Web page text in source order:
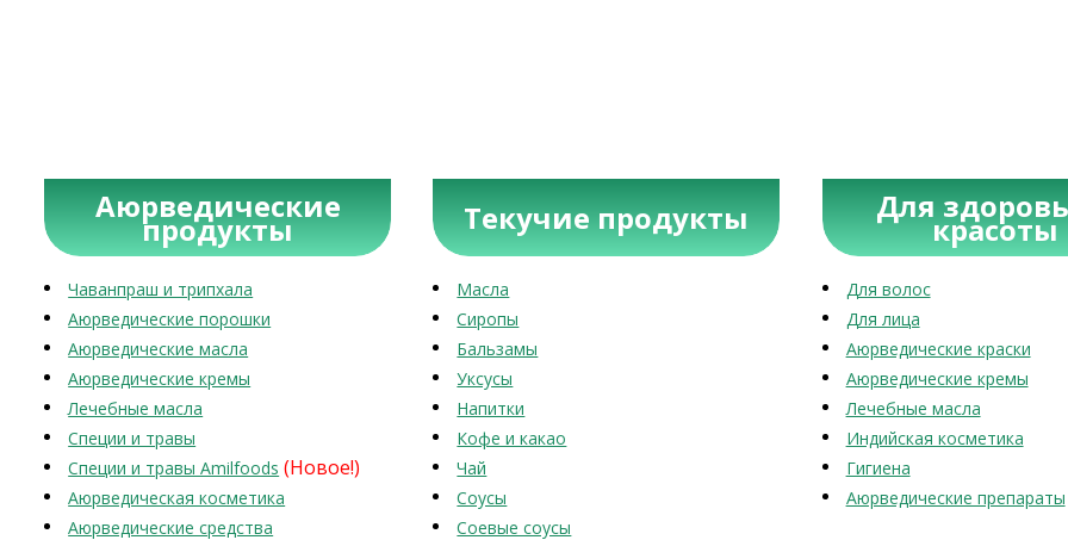
Аюрведические
продукты
Чаванпраш и трипхала
Аюрведические порошки
Аюрведические масла
Аюрведические кремы
Лечебные масла
Специи и травы
Специи и травы Amilfoods (Новое!)
Аюрведическая косметика
Аюрведические средства
Текучие продукты
Масла
Сиропы
Бальзамы
Уксусы
Напитки
Кофе и какао
Чай
Соусы
Соевые соусы
Для
красоты
Для волос
Для лица
Аюрведические краски
Аюрведические кремы
Лечебные масла
Индийская косметика
Гигиена
Аюрведические препараты